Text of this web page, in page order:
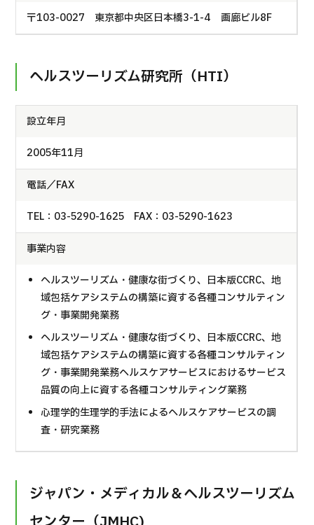
〒103-0027 東京都中央区日本橋3-1-4 画廊ビル8F
ヘルスツーリズム研究所（HTI）
設立年月
2005年11月
電話／FAX
TEL：03-5290-1625 FAX：03-5290-1623
事業内容
ヘルスツーリズム・健康な街づくり、日本版CCRC、地
域包括ケアシステムの構築に資する各種コンサルティン
グ・事業開発業務
ヘルスツーリズム・健康な街づくり、日本版CCRC、地
域包括ケアシステムの構築に資する各種コンサルティン
グ・事業開発業務ヘルスケアサービスにおけるサービス
品質の向上に資する各種コンサルティング業務
心理学的生理学的手法によるヘルスケアサービスの調
査・研究業務
ジャパン・メディカル＆ヘルスツーリズム